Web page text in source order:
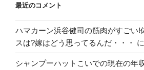
最近のコメント
ハマカーン浜谷健司の筋肉がすごい!
スは?嫁はどう思ってるんだ・・・
に
シャンプーハットこいでの現在の年